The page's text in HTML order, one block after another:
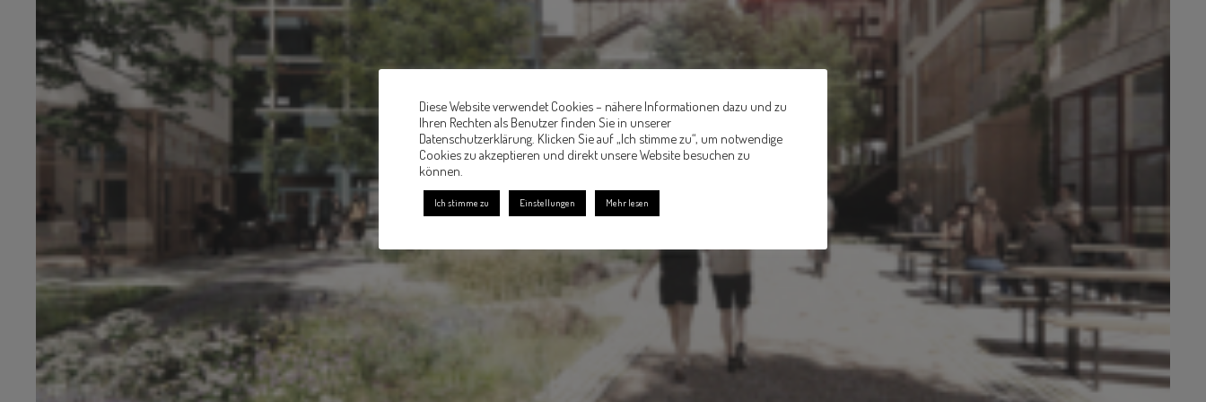
Diese Website verwendet Cookies – nähere Informationen dazu und zu
Ihren Rechten als Benutzer finden Sie in unserer
Datenschutzerklärung. Klicken Sie auf „Ich stimme zu“, um notwendige
Cookies zu akzeptieren und direkt unsere Website besuchen zu
können.
Ich stimme zu Einstellungen Mehr lesen